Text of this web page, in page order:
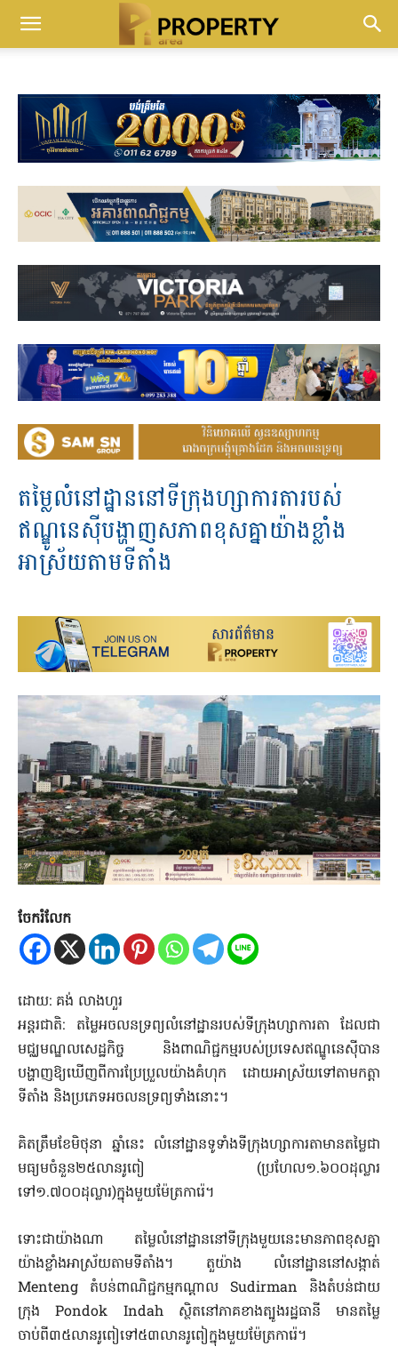
តម្លៃលំនៅដ្ឋាននៅទីក្រុងហ្សាការតារបស់
ឥណ្ឌូនេសុីបង្ហាញសភាពខុសគ្នាយ៉ាងខ្លាំង
អាស្រ័យតាមទីតាំង
ចែករំលែក
ដោយ: គង់ លាងហួរ
អន្តរជាតិ: តម្លៃអចលនទ្រព្យលំនៅដ្ឋានរបស់ទីក្រុងហ្សាការតា ដែលជា
មជ្ឈមណ្ឌលសេដ្ឋកិច្ច និងពាណិជ្ជកម្មរបស់ប្រទេសឥណ្ឌូនេសុីបាន
បង្ហាញឱ្យឃើញពីការប្រែប្រួលយ៉ាងគំហុក ដោយអាស្រ័យទៅតាមកត្តា
ទីតាំង និងប្រភេទអចលនទ្រព្យទាំងនោះ។
គិតត្រឹមខែមិថុនា ឆ្នាំនេះ លំនៅដ្ឋានទូទាំងទីក្រុងហ្សាការតាមានតម្លៃជា
មធ្យមចំនួន២៥លានរូពៀ (ប្រហែល១.៦០០ដុល្លារ
ទៅ១.៧០០ដុល្លារ)ក្នុងមួយម៉ែត្រការ៉េ។
ទោះជាយ៉ាងណា តម្លៃលំនៅដ្ឋាននៅទីក្រុងមួយនេះមានភាពខុសគ្នា
យ៉ាងខ្លាំងអាស្រ័យតាមទីតាំង។ តួយ៉ាង លំនៅដ្ឋាននៅសង្កាត់
Menteng តំបន់ពាណិជ្ជកម្មកណ្តាល Sudirman និងតំបន់ជាយ
ក្រុង Pondok Indah ស្ថិតនៅភាគខាងត្បូងរដ្ឋធានី មានតម្លៃ
ចាប់ពី៣៥លានរូពៀទៅ៥៣លានរូពៀក្នុងមួយម៉ែត្រការ៉េ។